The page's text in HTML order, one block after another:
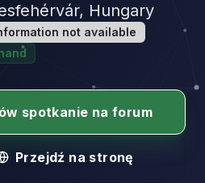
Hungary
not available
spotkanie na forum
Przejdź na stronę